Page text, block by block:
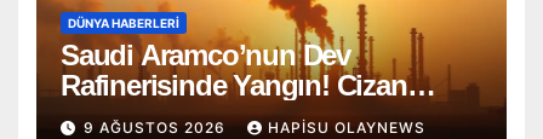
DÜNYA HABERLERI
Saudi Aramco’nun Dev
Rafinerisinde Yangın! Cizan
Bölgesi Alarmda
9 AĞUSTOS 2026 HAPISU OLAYNEWS